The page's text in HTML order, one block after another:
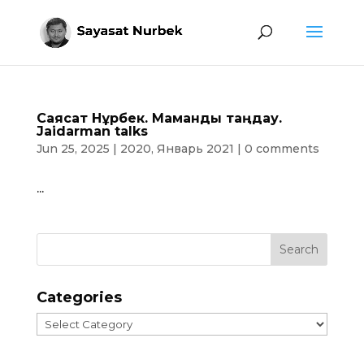
Саясат Нұрбек. Мамандық таңдау.
Jaidarman talks
Jun 25, 2025 | 2020, Январь 2021 | 0 comments
...
Categories
Categories